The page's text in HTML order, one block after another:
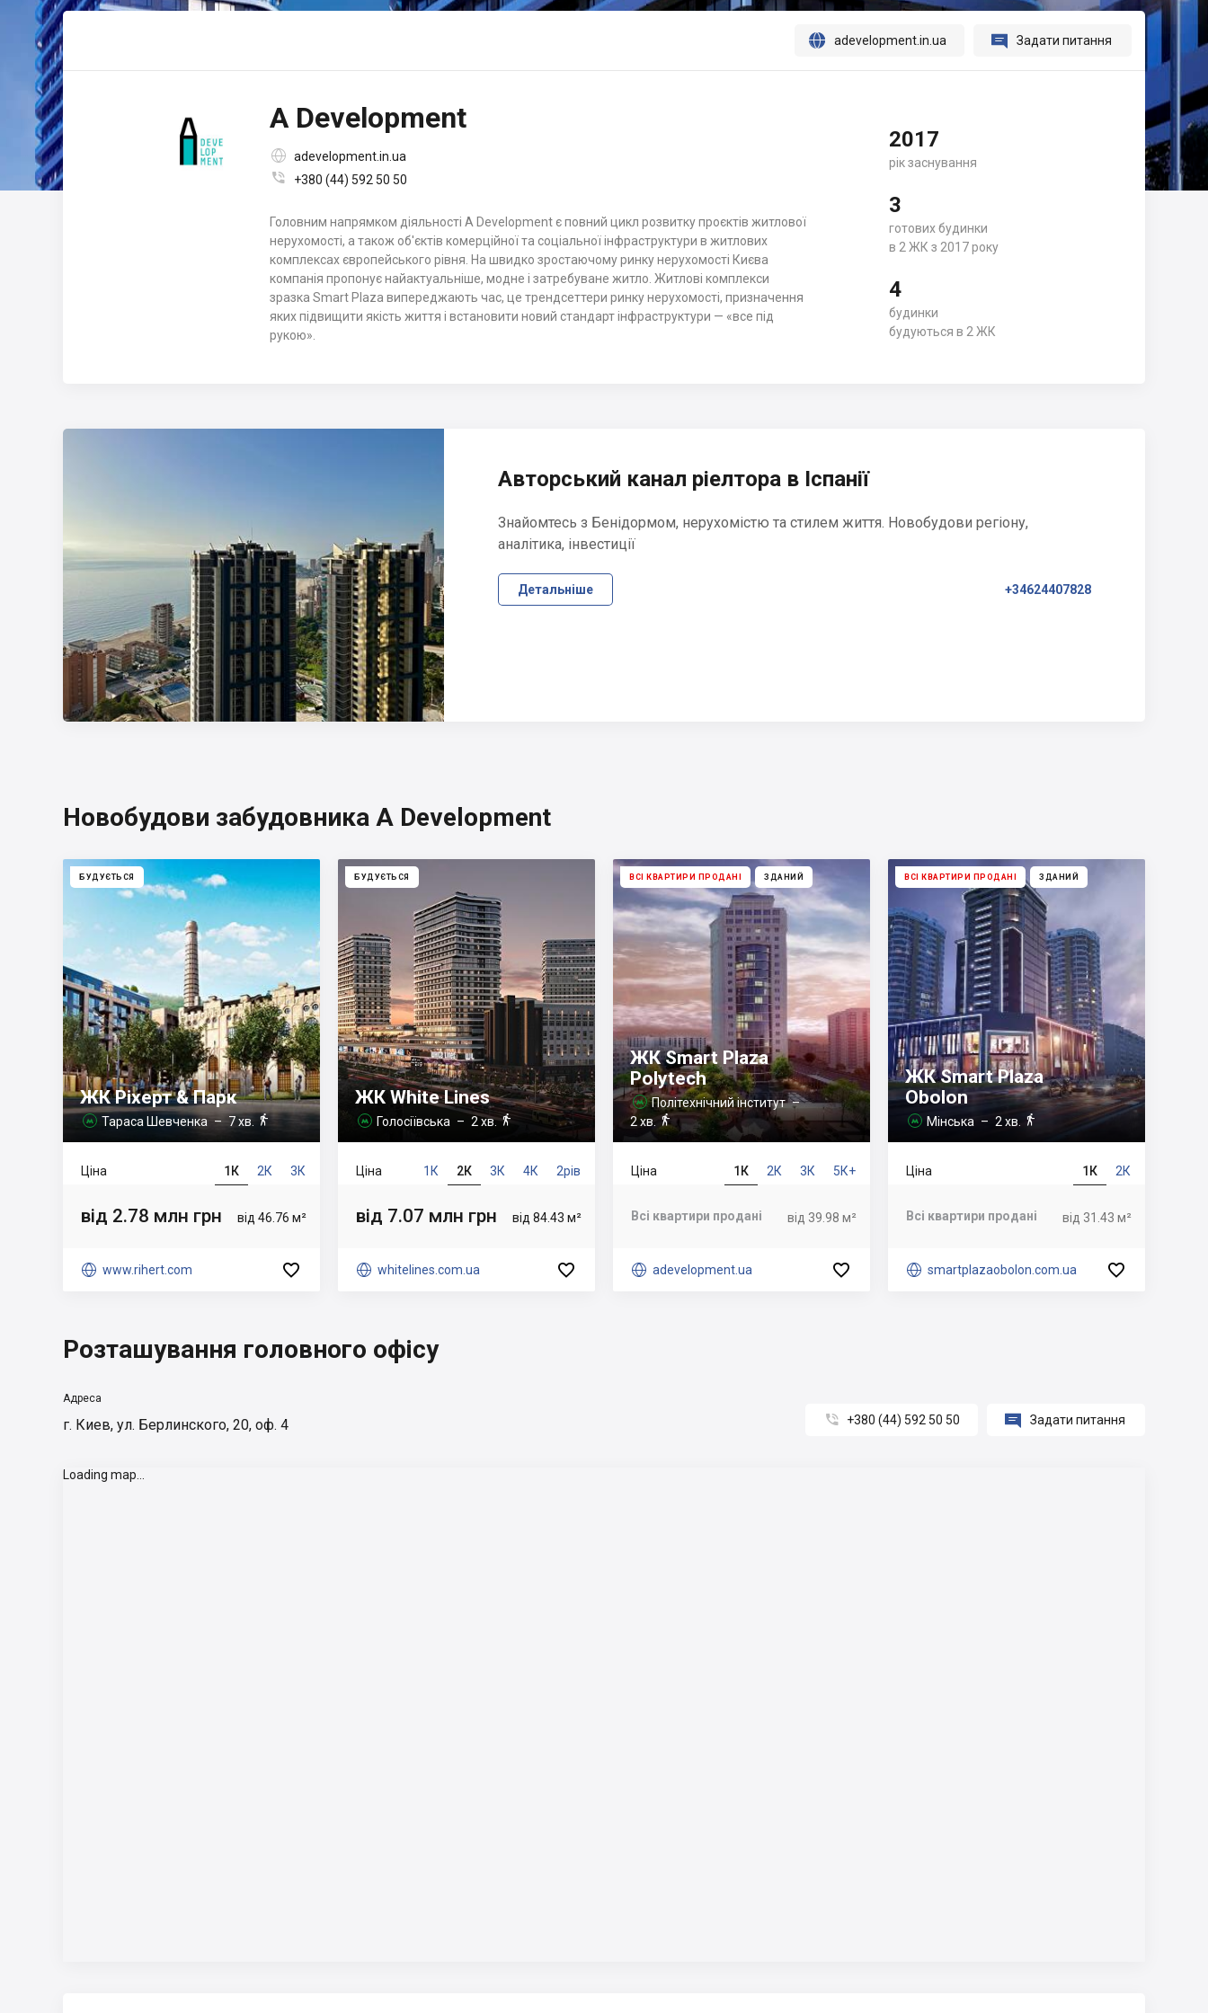


 adevelopment.in.ua  Задати питання
A Development
 adevelopment.in.ua
 +380 (44) 592 50 50
Головним напрямком діяльності A Development є повний цикл розвитку проєктів житлової
нерухомості, а також об'єктів комерційної та соціальної інфраструктури в житлових
комплексах європейського рівня. На швидко зростаючому ринку нерухомості Києва
компанія пропонує найактуальніше, модне і затребуване житло. Житлові комплекси
зразка Smart Plaza випереджають час, це трендсеттери ринку нерухомості, призначення
яких підвищити якість життя і встановити новий стандарт інфраструктури — «все під
рукою».
2017
рік заснування
3
готових будинки
в 2 ЖК з 2017 року
4
будинки
будуються в 2 ЖК
Авторський канал ріелтора в Іспанії
Знайомтесь з Бенідормом, нерухомістю та стилем життя. Новобудови регіону,
аналітика, інвестиції
Детальніше +34624407828
Новобудови забудовника A Development
БУДУЄТЬСЯ
ЖК Ріхерт & Парк
 Тараса Шевченка– 7 хв. 
1К 2К 3К
Ціна
від 46.76 м²
від 2.78 млн грн
 www.rihert.com 
БУДУЄТЬСЯ
ЖК White Lines
 Голосіївська – 2 хв.
1К 2К 3К 4К 2рів
Ціна
від 84.43 м²
від 7.07 млн грн
 whitelines.com.ua 
ВСІ КВАРТИРИ ПРОДАНІ ЗДАНИЙ
ЖК Smart Plaza
Polytech
 Політехнічний інститут–
2 хв. 
1К 2К 3К 5К+
Ціна
від 39.98 м²
Всі квартири продані
 adevelopment.ua 
ВСІ КВАРТИРИ ПРОДАНІ ЗДАНИЙ
ЖК Smart Plaza
Obolon
 Мінська – 2 хв. 
1К 2К
Ціна
від 31.43 м²
Всі квартири продані
 smartplazaobolon.com.ua 
Розташування головного офісу
Адреса
г. Киев, ул. Берлинского, 20, оф. 4  +380 (44) 592 50 50  Задати питання
Loading map...